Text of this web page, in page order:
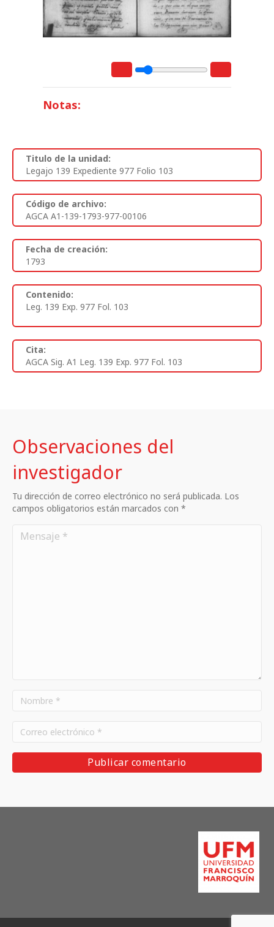
Notas:
Titulo de la unidad:
Legajo 139 Expediente 977 Folio 103
Código de archivo:
AGCA A1-139-1793-977-00106
Fecha de creación:
1793
Contenido:
Leg. 139 Exp. 977 Fol. 103
Cita:
AGCA Sig. A1 Leg. 139 Exp. 977 Fol. 103
Observaciones del
investigador
Tu dirección de correo electrónico no será publicada. Los
campos obligatorios están marcados con *